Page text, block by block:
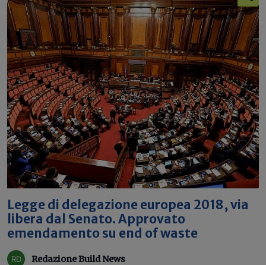
Legge di delegazione europea 2018, via
libera dal Senato. Approvato
emendamento su end of waste
Redazione Build News